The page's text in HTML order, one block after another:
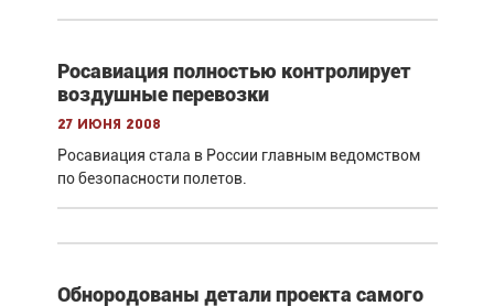
Росавиация полностью контролирует
воздушные перевозки
27 июня 2008
Росавиация стала в России главным ведомством
по безопасности полетов.
Обнородованы детали проекта самого